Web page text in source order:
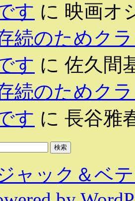
す に 映画オ
続のためク
す に 佐久間
続のためク
す に 長谷雅
ャック＆ベ